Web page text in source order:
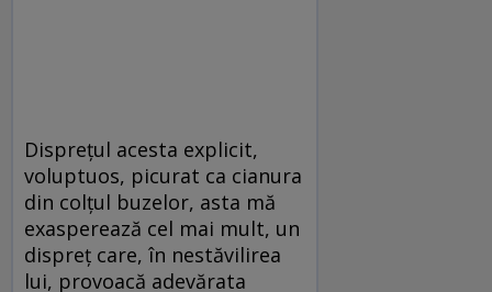
Dispreţul acesta explicit,
voluptuos, picurat ca cianura
din colţul buzelor, asta mă
exasperează cel mai mult, un
dispreţ care, în nestăvilirea
lui, provoacă adevărata